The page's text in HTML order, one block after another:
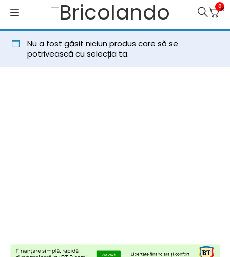
0
Nu a fost găsit niciun produs care să se
potrivească cu selecția ta.